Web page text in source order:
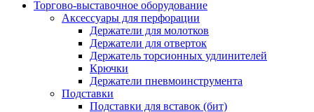
Торгово-выставочное оборудование
Аксессуары для перфорации
Держатели для молотков
Держатели для отверток
Держатель торсионных удлинителей
Крючки
Держатели пневмоинструмента
Подставки
Подставки для вставок (бит)